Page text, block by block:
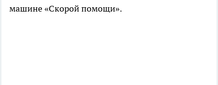
машине «Скорой помощи».